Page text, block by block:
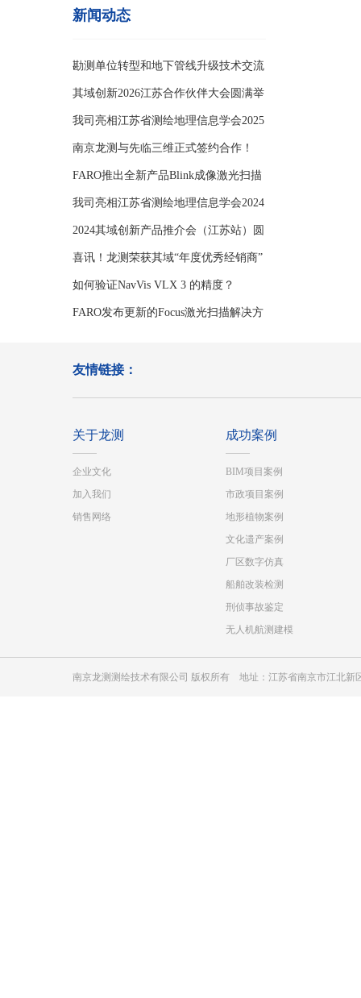
新闻动态
勘测单位转型和地下管线升级技术交流
会
其域创新2026江苏合作伙伴大会圆满举
办
我司亮相江苏省测绘地理信息学会2025
年学
南京龙测与先临三维正式签约合作！
FARO推出全新产品Blink成像激光扫描
仪
我司亮相江苏省测绘地理信息学会2024
年学
2024其域创新产品推介会（江苏站）圆
满举
喜讯！龙测荣获其域“年度优秀经销商”
如何验证NavVis VLX 3 的精度？
FARO发布更新的Focus激光扫描解决方
友情链接：
关于龙测
企业文化
加入我们
销售网络
成功案例
BIM项目案例
市政项目案例
地形植物案例
文化遗产案例
厂区数字仿真
船舶改装检测
刑侦事故鉴定
无人机航测建模
南京龙测测绘技术有限公司 版权所有 地址：江苏省南京市江北